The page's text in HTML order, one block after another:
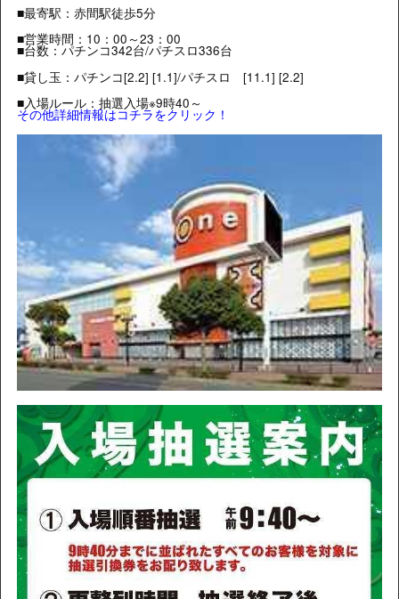
■最寄駅：赤間駅徒歩5分
■営業時間：10：00～23：00
■台数：パチンコ342台/パチスロ336台
■貸し玉：パチンコ[2.2] [1.1]/パチスロ [11.1] [2.2]
■入場ルール：抽選入場※9時40～
その他詳細情報はコチラをクリック！